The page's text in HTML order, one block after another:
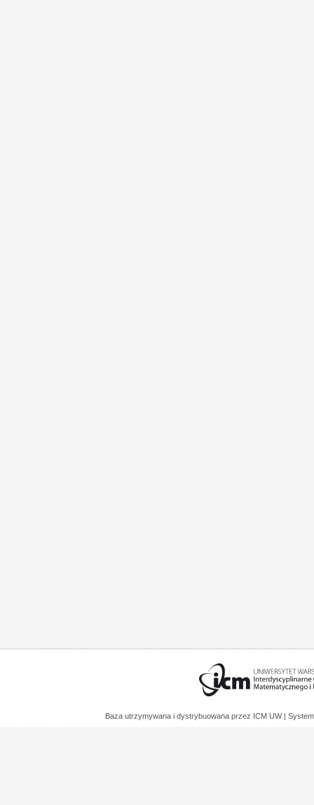
Baza utrzymywana i dystrybuowana przez ICM UW |